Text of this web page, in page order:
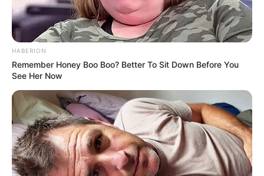
11 Comments|Jan 9, 2017
GM DEFENSE LUNCURKAN EMCV: HUMMER
LISTRIK UNTUK KEBUTUHAN MILITER
No Comments
HABERION
Remember Honey Boo Boo? Better To Sit Down Before You
See Her Now